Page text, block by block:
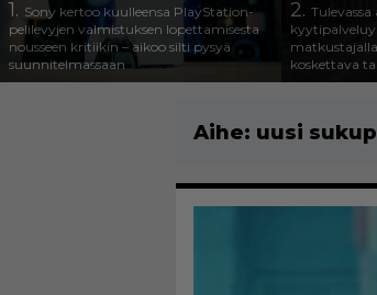
1. Sony kertoo kuulleensa PlayStation-
pelilevyjen valmistuksen lopettamisesta
nousseen kritiikin – aikoo silti pysyä
suunnitelmassaan
2. Tulevassa
koskettava
Aihe: uusi